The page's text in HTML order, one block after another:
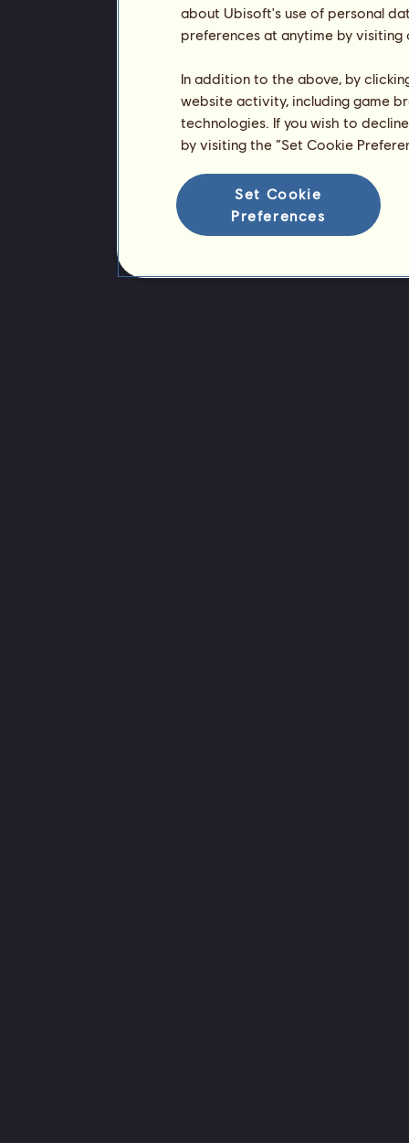
about Ubisoft's use of personal
preferences at anytime by
In addition to the above, by
website activity, including game
technologies. If you wish to
by visiting the “Set Cookie
Set Cookie
Preferences